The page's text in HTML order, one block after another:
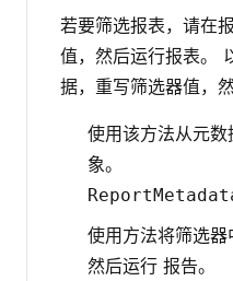
若要筛选报表，请在
值，然后运行报表。
据，重写筛选器值，
使用该方法从元
象。
使用方法将筛选器
然后运行 报告。